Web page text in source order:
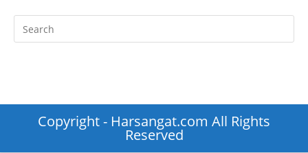
Copyright - Harsangat.com All Rights
Reserved